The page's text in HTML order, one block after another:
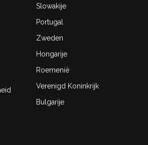
Slowakije
Portugal
Zweden
Hongarije
Roemenië
Verenigd Koninkrijk
Bulgarije